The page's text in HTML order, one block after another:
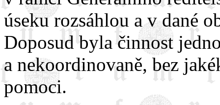
úseku rozsáhlou a v dané
Doposud byla činnost
a nekoordinovaně, bez
pomoci.